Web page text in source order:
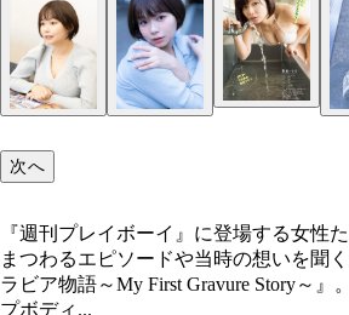
和地つかさ
次へ
『週刊プレイボーイ』に登場する女性
まつわるエピソードや当時の想いを聞
ラビア物語～My First Gravure Story～』
プボディ...